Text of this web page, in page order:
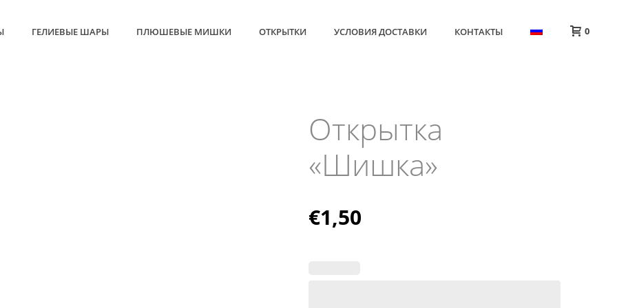
ГЕЛИЕВЫЕ ШАРЫ ПЛЮШЕВЫЕ МИШКИ ОТКРЫТКИ УСЛОВИЯ ДОСТАВКИ КОНТАКТЫ 0
Открытка
«Шишка»
€1,50